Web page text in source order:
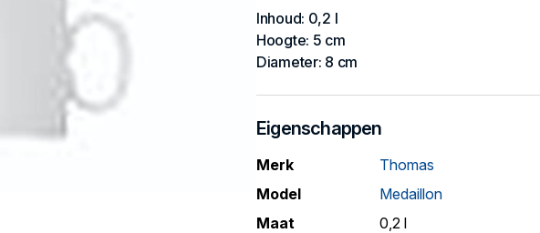
Inhoud: 0,2 l
Hoogte: 5 cm
Diameter: 8 cm
Eigenschappen
Merk
Thomas
Model
Medaillon
Maat
0,2 l